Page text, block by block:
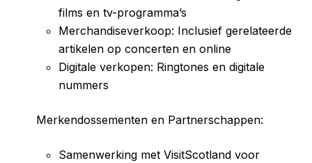
films en tv-programma’s
Merchandiseverkoop: Inclusief gerelateerde
artikelen op concerten en online
Digitale verkopen: Ringtones en digitale
nummers
Merkendossementen en Partnerschappen:
Samenwerking met VisitScotland voor